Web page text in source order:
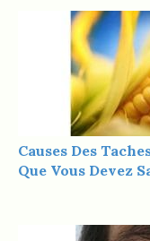
Causes Des
Que Vous Devez